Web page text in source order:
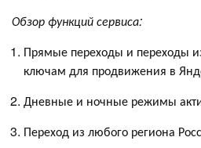
Обзор функций сервиса:
Прямые переходы и переходы
ключам для продвижения в
Дневные и ночные режимы
Переход из любого региона